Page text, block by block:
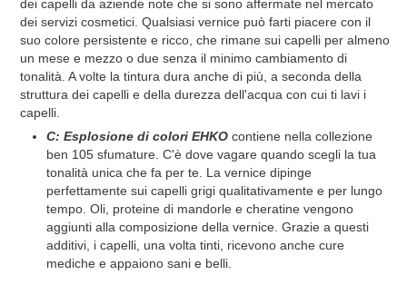
dei capelli da aziende note che si sono affermate nel mercato
dei servizi cosmetici. Qualsiasi vernice può farti piacere con il
suo colore persistente e ricco, che rimane sui capelli per almeno
un mese e mezzo o due senza il minimo cambiamento di
tonalità. A volte la tintura dura anche di più, a seconda della
struttura dei capelli e della durezza dell'acqua con cui ti lavi i
capelli.
C: Esplosione di colori EHKO contiene nella collezione
ben 105 sfumature. C'è dove vagare quando scegli la tua
tonalità unica che fa per te. La vernice dipinge
perfettamente sui capelli grigi qualitativamente e per lungo
tempo. Oli, proteine ​​​​di mandorle e cheratine vengono
aggiunti alla composizione della vernice. Grazie a questi
additivi, i capelli, una volta tinti, ricevono anche cure
mediche e appaiono sani e belli.